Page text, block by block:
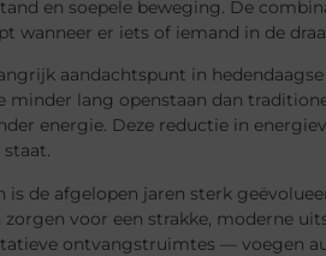
en soepele beweging. De
wanneer er iets of iemand in de
aandachtspunt in
minder lang openstaan dan
energie. Deze reductie in
is de afgelopen jaren sterk
voor een strakke, moderne
ontvangstruimtes — voegen